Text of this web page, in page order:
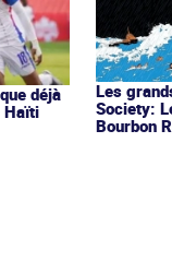
déjà
Haïti
Les
Society:
Bourbon